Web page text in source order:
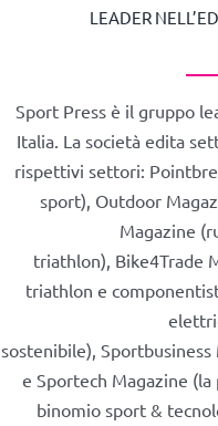
LEADER
Sport Press è il gruppo
Italia. La società edita
rispettivi settori:
sport), Outdoor
Magazine
triathlon), Bike4Trade
triathlon e
sostenibile),
e Sportech Magazine
binomio sport &